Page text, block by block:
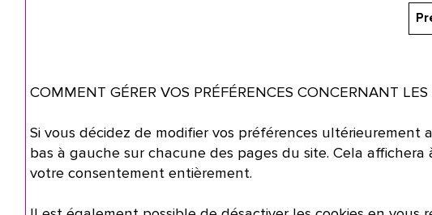
COMMENT GÉRER VOS PRÉFÉRENCES CONCERNANT LES
Si vous décidez de modifier vos préférences ultérieurement
bas à gauche sur chacune des pages du site. Cela
votre consentement entièrement.